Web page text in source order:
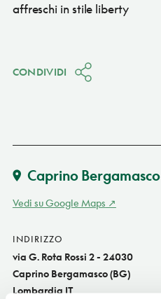
affreschi in stile liberty
CONDIVIDI
Caprino Bergamasco
Vedi su Google Maps
INDIRIZZO
via G. Rota Rossi 2 - 24030
Caprino Bergamasco (BG)
Lombardia IT